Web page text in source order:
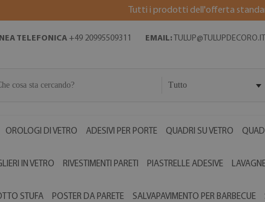
Tutti i prodotti dell'offerta
TELEFONICA +49 20995509311 EMAIL: TULUP@TULUPDECORO.IT
Tutto
OROLOGI DI VETRO ADESIVI PER PORTE QUADRI SU VETRO
IN VETRO RIVESTIMENTI PARETI PIASTRELLE ADESIVE
STUFA POSTER DA PARETE SALVAPAVIMENTO PER BARBECUE